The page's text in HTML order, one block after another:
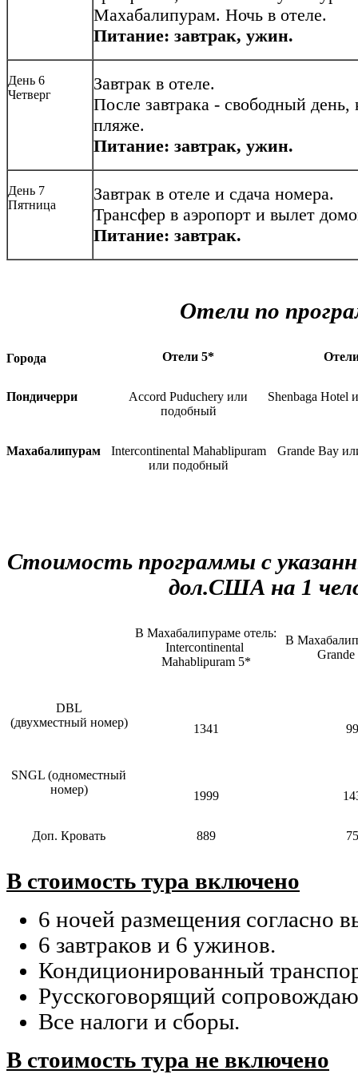
Махабалипурам. Ночь в отеле.
Питание: завтрак, ужин.
День 6
Четверг
Завтрак в отеле.
После завтрака - свободный
пляже.
Питание: завтрак, ужин.
День 7
Пятница
Завтрак в отеле и сдача номера.
Трансфер в аэропорт и вылет
Питание: завтрак.
Отели по
Города Отели 5*
Пондичерри
Accord Puduchery или
подобный
Shenbaga Hotel
Махабалипурам
Intercontinental Mahablipuram
или подобный
Grande Bay
Стоимость программы с
дол.США на 1
В Махабалипураме отель:
Intercontinental
Mahablipuram 5*
В
DBL
(двухместный номер)
1341
SNGL (одноместный
номер)
1999
Доп. Кровать 889
В стоимость тура включено
6 ночей размещения согласно
6 завтраков и 6 ужинов.
Кондиционированный
Русскоговорящий
Все налоги и сборы.
В стоимость тура не включено